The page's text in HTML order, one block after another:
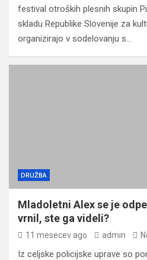
festival otroških plesnih skupin
skladu Republike Slovenije za
organizirajo v sodelovanju s…
DRUŽBA
Mladoletni Alex se je
vrnil, ste ga videli?
11 mesecev ago admin
Iz celjske policijske uprave so